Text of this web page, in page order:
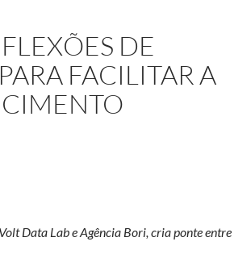
DE
FACILITAR A
Data Lab e Agência Bori, cria ponte entre